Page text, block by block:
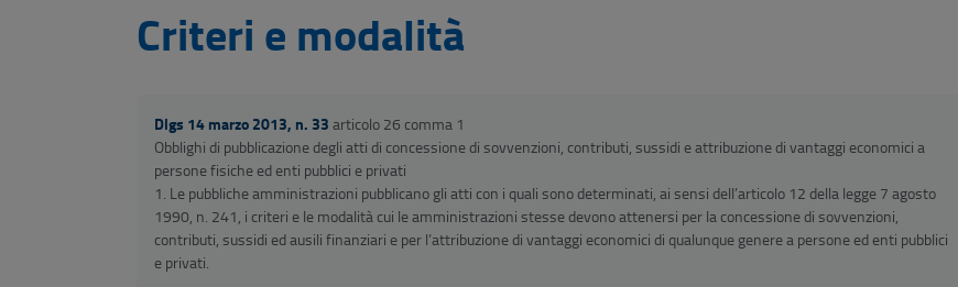
Criteri e modalità
Dlgs 14 marzo 2013, n. 33 articolo 26 comma 1
Obblighi di pubblicazione degli atti di concessione di sovvenzioni, contributi, sussidi e attribuzione di vantaggi economici a
persone fisiche ed enti pubblici e privati
1. Le pubbliche amministrazioni pubblicano gli atti con i quali sono determinati, ai sensi dell’articolo 12 della legge 7 agosto
1990, n. 241, i criteri e le modalità cui le amministrazioni stesse devono attenersi per la concessione di sovvenzioni,
contributi, sussidi ed ausili finanziari e per l’attribuzione di vantaggi economici di qualunque genere a persone ed enti pubblici
e privati.